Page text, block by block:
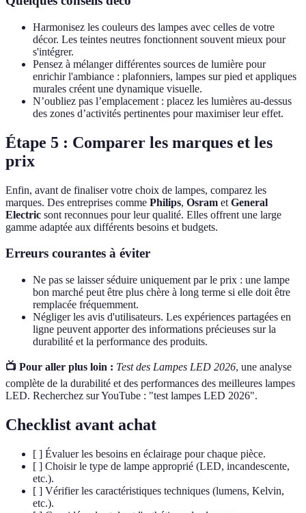
Harmonisez les couleurs des lampes avec celles de votre
décor. Les teintes neutres fonctionnent souvent mieux pour
s'intégrer.
Pensez à mélanger différentes sources de lumière pour
enrichir l'ambiance : plafonniers, lampes sur pied et appliques
murales créent une dynamique visuelle.
N’oubliez pas l’emplacement : placez les lumières au-dessus
des zones d’activités pertinentes pour maximiser leur effet.
Étape 5 : Comparer les marques et les
prix
Enfin, avant de finaliser votre choix de lampes, comparez les
marques. Des entreprises comme Philips, Osram et General
Electric sont reconnues pour leur qualité. Elles offrent une large
gamme adaptée aux différents besoins et budgets.
Erreurs courantes à éviter
Ne pas se laisser séduire uniquement par le prix : une lampe
bon marché peut être plus chère à long terme si elle doit être
remplacée fréquemment.
Négliger les avis d'utilisateurs. Les expériences partagées en
ligne peuvent apporter des informations précieuses sur la
durabilité et la performance des produits.
📺 Pour aller plus loin : Test des Lampes LED 2026, une analyse
complète de la durabilité et des performances des meilleures lampes
LED. Recherchez sur YouTube : "test lampes LED 2026".
Checklist avant achat
[ ] Évaluer les besoins en éclairage pour chaque pièce.
[ ] Choisir le type de lampe approprié (LED, incandescente,
etc.).
[ ] Vérifier les caractéristiques techniques (lumens, Kelvin,
etc.).